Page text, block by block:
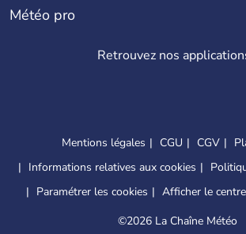
Météo pro
Retrouvez nos
Mentions légales CGU CGV
Informations relatives aux cookies
Paramétrer les cookies
Afficher le
©2026 La Chaîne Météo